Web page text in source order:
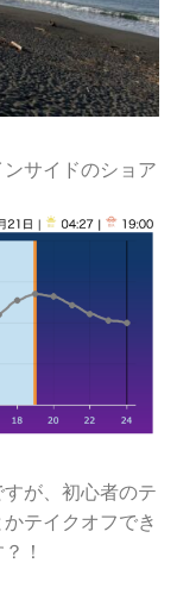
サイドのショア
が、初心者のテ
テイクオフでき
！